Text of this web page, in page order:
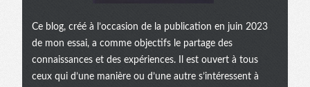
Ce blog, créé à l’occasion de la publication en juin 2023
de mon essai, a comme objectifs le partage des
connaissances et des expériences. Il est ouvert à tous
ceux qui d’une manière ou d’une autre s’intéressent à